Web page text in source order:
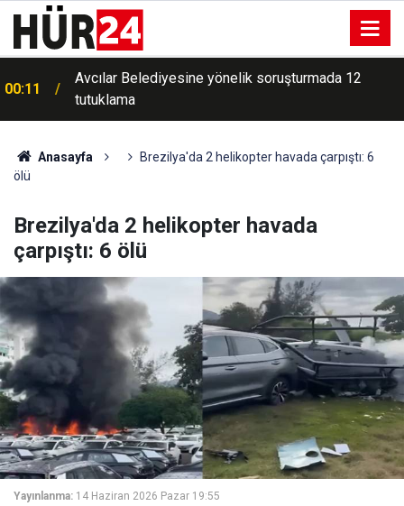
00:11
Avcılar Belediyesine yönelik soruşturmada 12
tutuklama
Anasayfa
Brezilya'da 2 helikopter havada çarpıştı: 6
ölü
Brezilya'da 2 helikopter havada
çarpıştı: 6 ölü
Yayınlanma: 14 Haziran 2026 Pazar 19:55